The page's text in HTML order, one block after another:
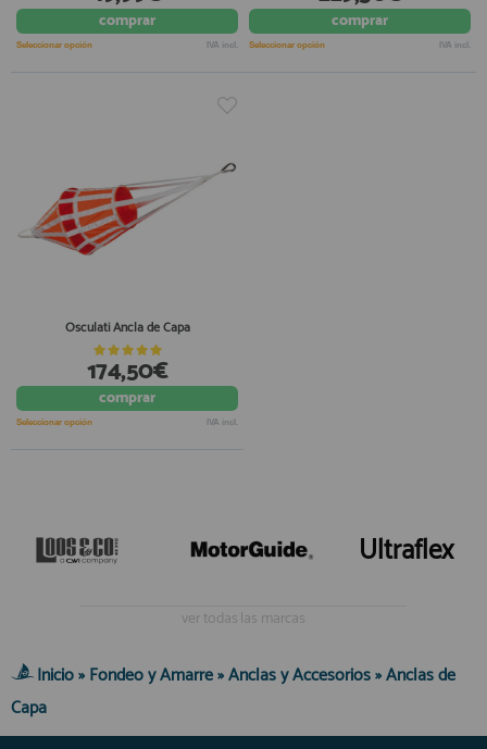
AFILIADOS
910 60 71 03
HORARIO de TIENDA:
de 10:00 a 20:00 de Lunes a Viernes
info@francobordo.com
registro profesional
comprar
Seleccionar opción IVA incl.
comprar
Seleccionar opción IVA incl.
Osculati Ancla de Capa
174,50€
comprar
Seleccionar opción IVA incl.
Ultraflex
ver todas las marcas
Inicio»Fondeo y Amarre»Anclas y Accesorios»Anclas de
Capa